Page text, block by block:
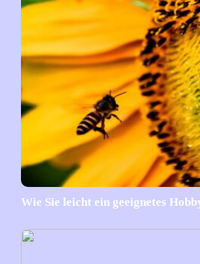
Wie Sie leicht ein geeignetes